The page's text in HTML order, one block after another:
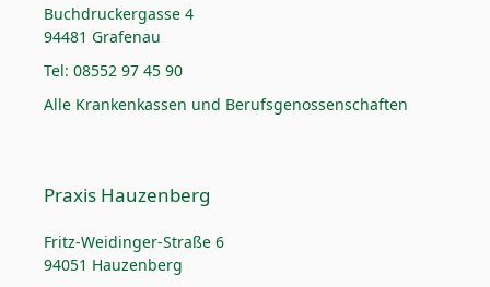
Buchdruckergasse 4
94481 Grafenau
Tel: 08552 97 45 90
Alle Krankenkassen und Berufsgenossenschaften
Praxis Hauzenberg
Fritz-Weidinger-Straße 6
94051 Hauzenberg